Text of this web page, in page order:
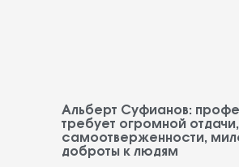
Альберт Суфианов:
требует огромной отдачи,
самоотверженности,
доброты к людям